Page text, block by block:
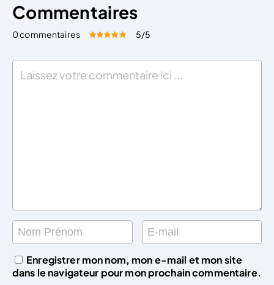
Commentaires
0 commentaires Évaluez cet article:
5/5
Enregistrer mon nom, mon e-mail et mon site
dans le navigateur pour mon prochain commentaire.